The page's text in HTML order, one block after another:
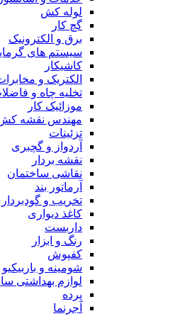
لوله کش
گچ کار
برق و الکترونیک
سیستم های
کاشیکار
الکتریک و
تخلیه چاه و
موزائیک کار
مهندس نقشه کش
تزئینات
آردواز و گچبری
نقشه بردار
نقاشی ساختمان
آرماتور بند
تخریب و
کاغذ دیواری
داربست
رنگ و ابزار
کفپوش
شومینه و باربیکیو
لوازم بهداشتی
پرده
آجرنما